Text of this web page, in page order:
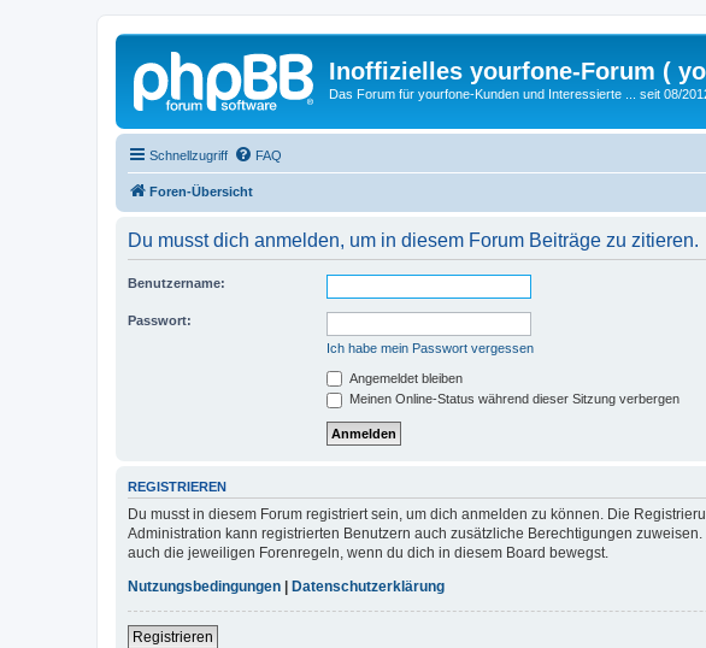
Inoffizielles yourfone-Forum (
Das Forum für yourfone-Kunden und Interessierte ... seit 08/
Schnellzugriff FAQ
Foren-Übersicht
Du musst dich anmelden, um in diesem Forum Beiträge zu zitieren.
Benutzername:
Passwort:
Ich habe mein Passwort vergessen
Angemeldet bleiben
Meinen Online-Status während dieser Sitzung verbergen
REGISTRIEREN
Du musst in diesem Forum registriert sein, um dich anmelden zu können. Die
Administration kann registrierten Benutzern auch zusätzliche Berechtigungen
auch die jeweiligen Forenregeln, wenn du dich in diesem Board bewegst.
Nutzungsbedingungen
Datenschutzerklärung
Registrieren